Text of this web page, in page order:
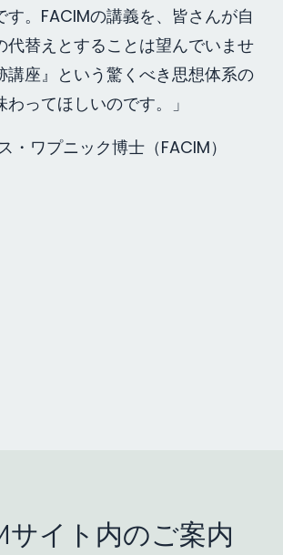
す。FACIMの講義を、皆さんが自
代替えとすることは望んでいませ
講座』という驚くべき思想体系の
ってほしいのです。」
プニック博士（FACIM）
サイト内のご案内